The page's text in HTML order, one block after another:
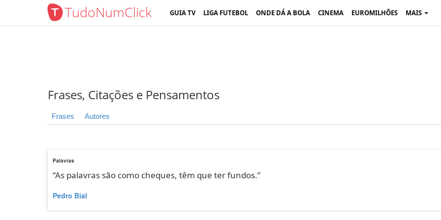
TudoNumClick GUIA TV LIGA FUTEBOL ONDE DÁ A BOLA CINEMA EUROMILHÕES MAIS
Frases, Citações e Pensamentos
Frases Autores
Palavras
“As palavras são como cheques, têm que ter fundos.”
Pedro Bial